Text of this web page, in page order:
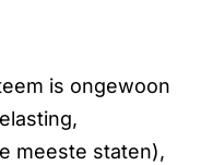
is ongewoon
meeste staten),